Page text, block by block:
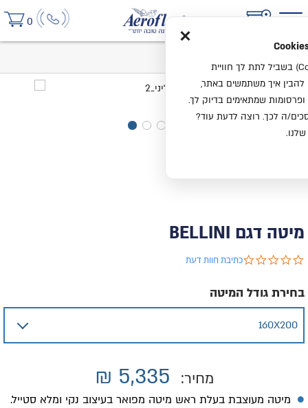
0
מיטה דגם BELLINI
0.0 star rating
כתיבת חוות דעת
מיטה מעוצבת בעלת ראש מיטה מפואר בעיצוב נקי ומלא סטייל.
בחירת גודל המיטה
מחיר: 5,335
₪
×
אנחנו משתמשים בעוגיות (Cookies) בשביל לתת לך חוויית
להבין איך משתמשים באתר,
שמתאימים בדיוק לך.
ה לכך. רוצה לדעת עוד?